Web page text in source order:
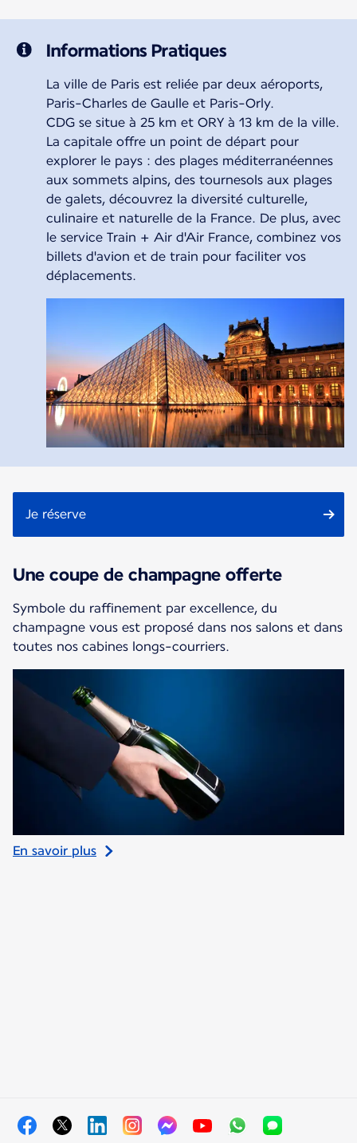
Informations Pratiques
La ville de Paris est reliée par deux aéroports,
Paris-Charles de Gaulle et Paris-Orly.
CDG se situe à 25 km et ORY à 13 km de la ville.
La capitale offre un point de départ pour
explorer le pays : des plages méditerranéennes
aux sommets alpins, des tournesols aux plages
de galets, découvrez la diversité culturelle,
culinaire et naturelle de la France. De plus, avec
le service Train + Air d'Air France, combinez vos
billets d'avion et de train pour faciliter vos
déplacements.
Je réserve
Une coupe de champagne offerte
Symbole du raffinement par excellence, du
champagne vous est proposé dans nos salons et dans
toutes nos cabines longs-courriers.
En savoir plus